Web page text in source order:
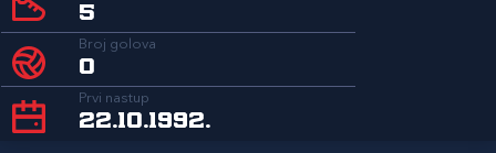
5
Broj golova
0
Prvi nastup
22.10.1992.